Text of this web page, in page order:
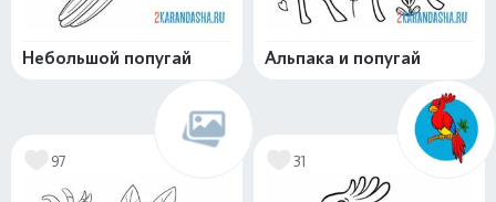
Небольшой попугай Альпака и попугай
97 31